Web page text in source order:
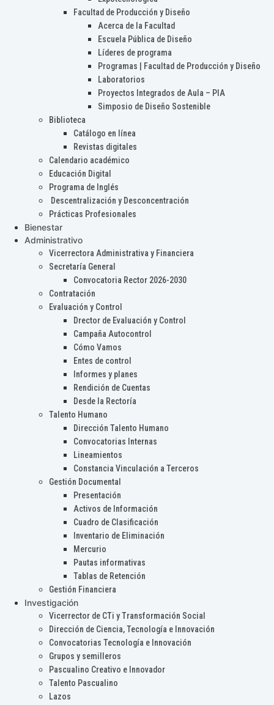
Facultad de Producción y Diseño
Acerca de la Facultad
Escuela Pública de Diseño
Líderes de programa
Programas | Facultad de Producción y Diseño
Laboratorios
Proyectos Integrados de Aula – PIA
Simposio de Diseño Sostenible
Biblioteca
Catálogo en línea
Revistas digitales
Calendario académico
Educación Digital
Programa de Inglés
Descentralización y Desconcentración
Prácticas Profesionales
Bienestar
Administrativo
Vicerrectora Administrativa y Financiera
Secretaría General
Convocatoria Rector 2026-2030
Contratación
Evaluación y Control
Drector de Evaluación y Control
Campaña Autocontrol
Cómo Vamos
Entes de control
Informes y planes
Rendición de Cuentas
Desde la Rectoría
Talento Humano
Dirección Talento Humano
Convocatorias Internas
Lineamientos
Constancia Vinculación a Terceros
Gestión Documental
Presentación
Activos de Información
Cuadro de Clasificación
Inventario de Eliminación
Mercurio
Pautas informativas
Tablas de Retención
Gestión Financiera
Investigación
Vicerrector de CTi y Transformación Social
Dirección de Ciencia, Tecnología e Innovación
Convocatorias Tecnología e Innovación
Grupos y semilleros
Pascualino Creativo e Innovador
Talento Pascualino
Lazos